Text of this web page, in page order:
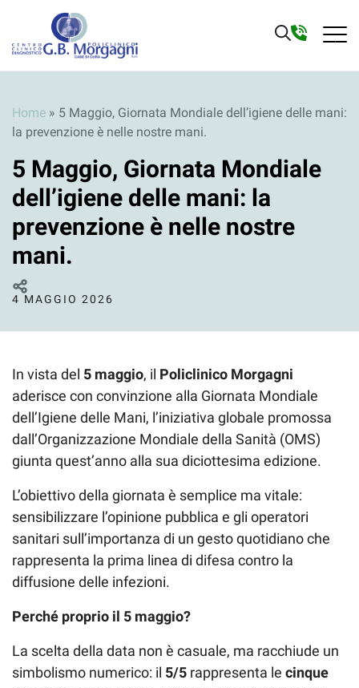
Home » 5 Maggio, Giornata Mondiale dell’igiene delle mani:
la prevenzione è nelle nostre mani.
5 Maggio, Giornata Mondiale
dell’igiene delle mani: la
prevenzione è nelle nostre
mani.
4 MAGGIO 2026
In vista del 5 maggio, il Policlinico Morgagni
aderisce con convinzione alla Giornata Mondiale
dell’Igiene delle Mani, l’iniziativa globale promossa
dall’Organizzazione Mondiale della Sanità (OMS)
giunta quest’anno alla sua diciottesima edizione.
L’obiettivo della giornata è semplice ma vitale:
sensibilizzare l’opinione pubblica e gli operatori
sanitari sull’importanza di un gesto quotidiano che
rappresenta la prima linea di difesa contro la
diffusione delle infezioni.
Perché proprio il 5 maggio?
La scelta della data non è casuale, ma racchiude un
simbolismo numerico: il 5/5 rappresenta le cinque